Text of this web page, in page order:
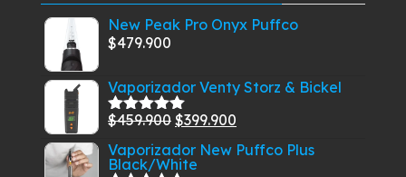
New Peak Pro Onyx Puffco
$479.900
Vaporizador Venty Storz & Bickel
Valorado
5
$459.900 El
precio
original
$399.900
precio
Vaporizador New Puffco Plus
Black/White